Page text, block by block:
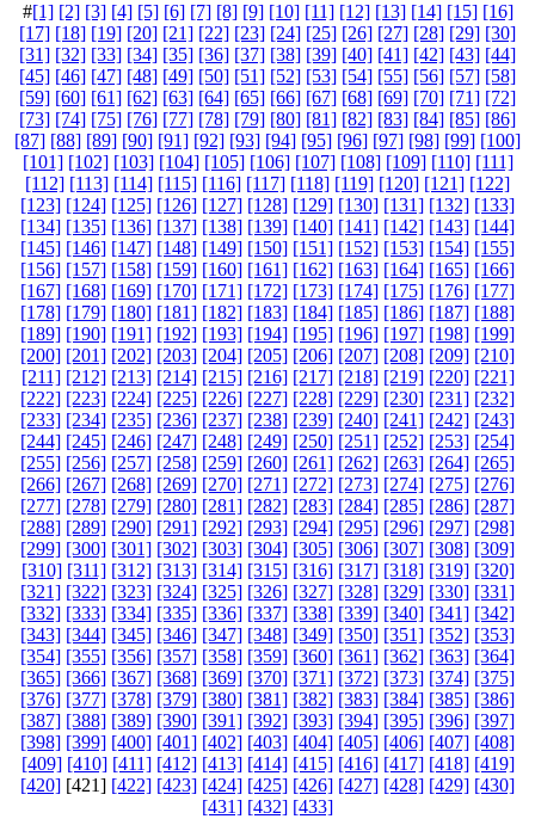
#[1] [2] [3] [4] [5] [6] [7] [8] [9] [10] [11] [12] [13] [14] [15] [16]
[17] [18] [19] [20] [21] [22] [23] [24] [25] [26] [27] [28] [29] [30]
[31] [32] [33] [34] [35] [36] [37] [38] [39] [40] [41] [42] [43] [44]
[45] [46] [47] [48] [49] [50] [51] [52] [53] [54] [55] [56] [57] [58]
[59] [60] [61] [62] [63] [64] [65] [66] [67] [68] [69] [70] [71] [72]
[73] [74] [75] [76] [77] [78] [79] [80] [81] [82] [83] [84] [85] [86]
[87] [88] [89] [90] [91] [92] [93] [94] [95] [96] [97] [98] [99] [100]
[101] [102] [103] [104] [105] [106] [107] [108] [109] [110] [111]
[112] [113] [114] [115] [116] [117] [118] [119] [120] [121] [122]
[123] [124] [125] [126] [127] [128] [129] [130] [131] [132] [133]
[134] [135] [136] [137] [138] [139] [140] [141] [142] [143] [144]
[145] [146] [147] [148] [149] [150] [151] [152] [153] [154] [155]
[156] [157] [158] [159] [160] [161] [162] [163] [164] [165] [166]
[167] [168] [169] [170] [171] [172] [173] [174] [175] [176] [177]
[178] [179] [180] [181] [182] [183] [184] [185] [186] [187] [188]
[189] [190] [191] [192] [193] [194] [195] [196] [197] [198] [199]
[200] [201] [202] [203] [204] [205] [206] [207] [208] [209] [210]
[211] [212] [213] [214] [215] [216] [217] [218] [219] [220] [221]
[222] [223] [224] [225] [226] [227] [228] [229] [230] [231] [232]
[233] [234] [235] [236] [237] [238] [239] [240] [241] [242] [243]
[244] [245] [246] [247] [248] [249] [250] [251] [252] [253] [254]
[255] [256] [257] [258] [259] [260] [261] [262] [263] [264] [265]
[266] [267] [268] [269] [270] [271] [272] [273] [274] [275] [276]
[277] [278] [279] [280] [281] [282] [283] [284] [285] [286] [287]
[288] [289] [290] [291] [292] [293] [294] [295] [296] [297] [298]
[299] [300] [301] [302] [303] [304] [305] [306] [307] [308] [309]
[310] [311] [312] [313] [314] [315] [316] [317] [318] [319] [320]
[321] [322] [323] [324] [325] [326] [327] [328] [329] [330] [331]
[332] [333] [334] [335] [336] [337] [338] [339] [340] [341] [342]
[343] [344] [345] [346] [347] [348] [349] [350] [351] [352] [353]
[354] [355] [356] [357] [358] [359] [360] [361] [362] [363] [364]
[365] [366] [367] [368] [369] [370] [371] [372] [373] [374] [375]
[376] [377] [378] [379] [380] [381] [382] [383] [384] [385] [386]
[387] [388] [389] [390] [391] [392] [393] [394] [395] [396] [397]
[398] [399] [400] [401] [402] [403] [404] [405] [406] [407] [408]
[409] [410] [411] [412] [413] [414] [415] [416] [417] [418] [419]
[420] [421] [422] [423] [424] [425] [426] [427] [428] [429] [430]
[431] [432] [433]